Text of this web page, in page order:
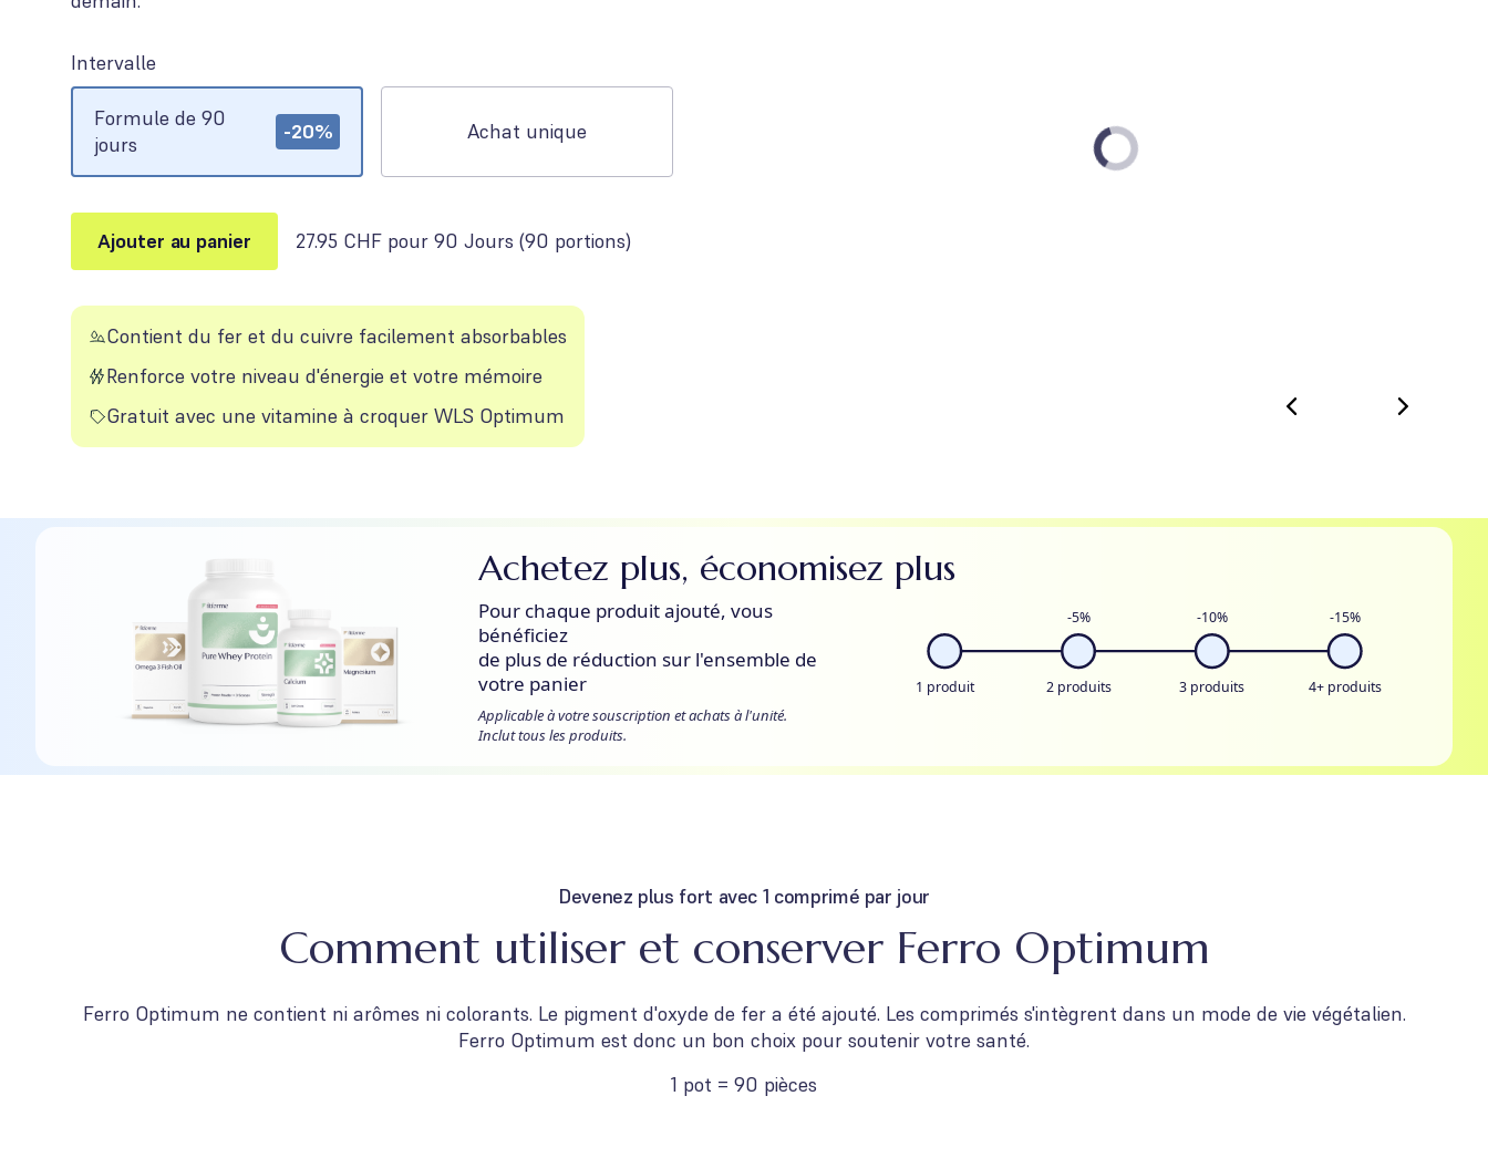
Intervalle
Options
Formule de 90
jours
-20% Achat unique
Ajouter au panier 27.95 CHF pour 90 Jours (90 portions)
Contient du fer et du cuivre facilement absorbables
Renforce votre niveau d'énergie et votre mémoire
Gratuit avec une vitamine à croquer WLS Optimum
Achetez plus, économisez plus
Pour chaque produit ajouté, vous
bénéficiez
de plus de réduction sur l'ensemble de
votre panier
Applicable à votre souscription et achats à l'unité.
Inclut tous les produits.
1 produit
-5%
2 produits
-10%
3 produits
-15%
4+ produits
Devenez plus fort avec 1 comprimé par jour
Comment utiliser et conserver Ferro Optimum
Ferro Optimum ne contient ni arômes ni colorants. Le pigment d'oxyde de fer a été ajouté. Les comprimés s'intègrent dans un mode de vie végétalien.
Ferro Optimum est donc un bon choix pour soutenir votre santé.
1 pot = 90 pièces